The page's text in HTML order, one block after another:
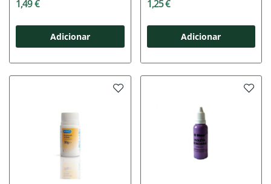
1,49 €
Adicionar
1,25 €
Adicionar